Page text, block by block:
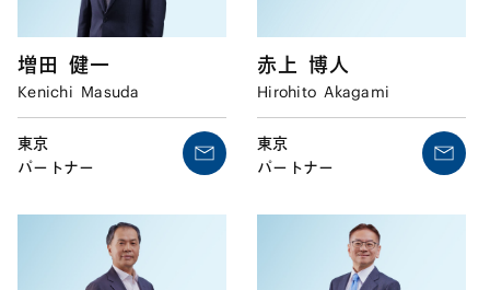
増田 健一
Kenichi Masuda
東京
パートナー
赤上 博人
Hirohito Akagami
東京
パートナー